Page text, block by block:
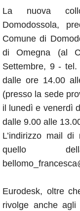
La nuova
Domodossola,
Comune di
di Omegna (al
Settembre, 9 -
dalle ore 14.00
(presso la sede
il lunedì e venerdì
dalle 9.00 alle
L’indirizzo mail
quello
Eurodesk, oltre
rivolge anche